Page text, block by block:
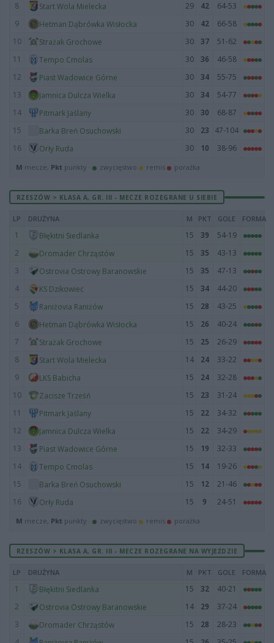
8
Start Wola Mielecka 29 42
64-53
9
Hetman Dąbrówka Wisłocka 30 42
66-58
10
Strażak Grochowe 30 37
51-62
11
Tempo Cmolas 30 36
46-58
12
Piast Wadowice Górne 30 34
55-75
13
Jamnica Dulcza Wielka 30 34
54-77
14
Pitmark Jaślany 30 30
68-87
15
Barka Breń Osuchowski 30 23
47-104
16
Orły Ruda 30 10 38-96
M mecze, Pkt punkty · zwycięstwo remis porażka
RZESZÓW > KLASA A, GR. III - MECZE ROZEGRANE U SIEBIE
LP DRUŻYNA M PKT GOLE FORMA
1 Błękitni Siedlanka 15 39
54-19
2
Dromader Chrząstów 15 35
43-13
3
Ostrovia Ostrowy Baranowskie 15 35
47-13
4
KS Dzikowiec 15 34
44-20
5
Raniżovia Raniżów 15 28
43-25
6
Hetman Dąbrówka Wisłocka 15 26
40-24
7
Strażak Grochowe 15 25
26-29
8
Start Wola Mielecka 14 24
33-22
9
LKS Babicha 15 24
32-28
10
Zacisze Trześń 15 23
31-24
11
Pitmark Jaślany 15 22
34-32
12
Jamnica Dulcza Wielka 15 22
34-29
13
Piast Wadowice Górne 15 19
32-33
14
Tempo Cmolas 15 14
19-26
15
Barka Breń Osuchowski 15 12
21-46
16
Orły Ruda 15 9 24-51
M mecze, Pkt punkty · zwycięstwo remis porażka
RZESZÓW > KLASA A, GR. III - MECZE ROZEGRANE NA WYJEŹDZIE
LP DRUŻYNA M PKT GOLE FORMA
1 Błękitni Siedlanka 15 32
40-21
2
Ostrovia Ostrowy Baranowskie 14 29
37-24
3
Dromader Chrząstów 15 28
28-23